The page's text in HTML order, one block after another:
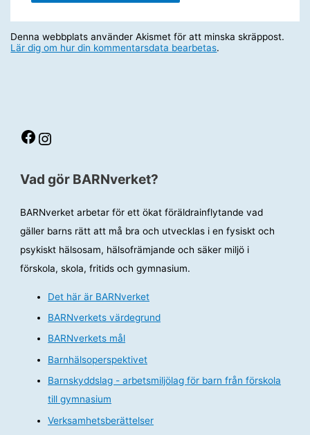
Denna webbplats använder Akismet för att minska skräppost.
Lär dig om hur din kommentarsdata bearbetas.
Facebook Instagram
Vad gör BARNverket?
BARNverket arbetar för ett ökat föräldrainflytande vad
gäller barns rätt att må bra och utvecklas i en fysiskt och
psykiskt hälsosam, hälsofrämjande och säker miljö i
förskola, skola, fritids och gymnasium.
Det här är BARNverket
BARNverkets värdegrund
BARNverkets mål
Barnhälsoperspektivet
Barnskyddslag - arbetsmiljölag för barn från förskola
till gymnasium
Verksamhetsberättelser